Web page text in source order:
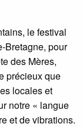
le festival
Bretagne, pour
des Mères,
précieux que
locales et
notre « langue
et de vibrations.